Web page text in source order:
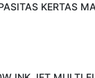
KERTAS